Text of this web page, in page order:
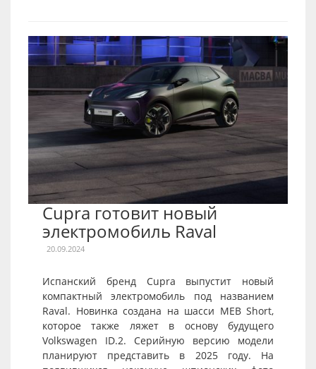
Cupra готовит новый
электромобиль Raval
20.09.2024
Испанский бренд Cupra выпустит новый
компактный электромобиль под названием
Raval. Новинка создана на шасси MEB Short,
которое также ляжет в основу будущего
Volkswagen ID.2. Серийную версию модели
планируют представить в 2025 году. На